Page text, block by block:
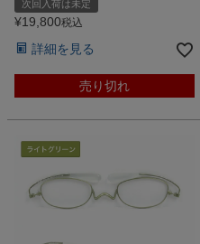
次回入荷は未定
¥19,800税込
詳細を見る
売り切れ